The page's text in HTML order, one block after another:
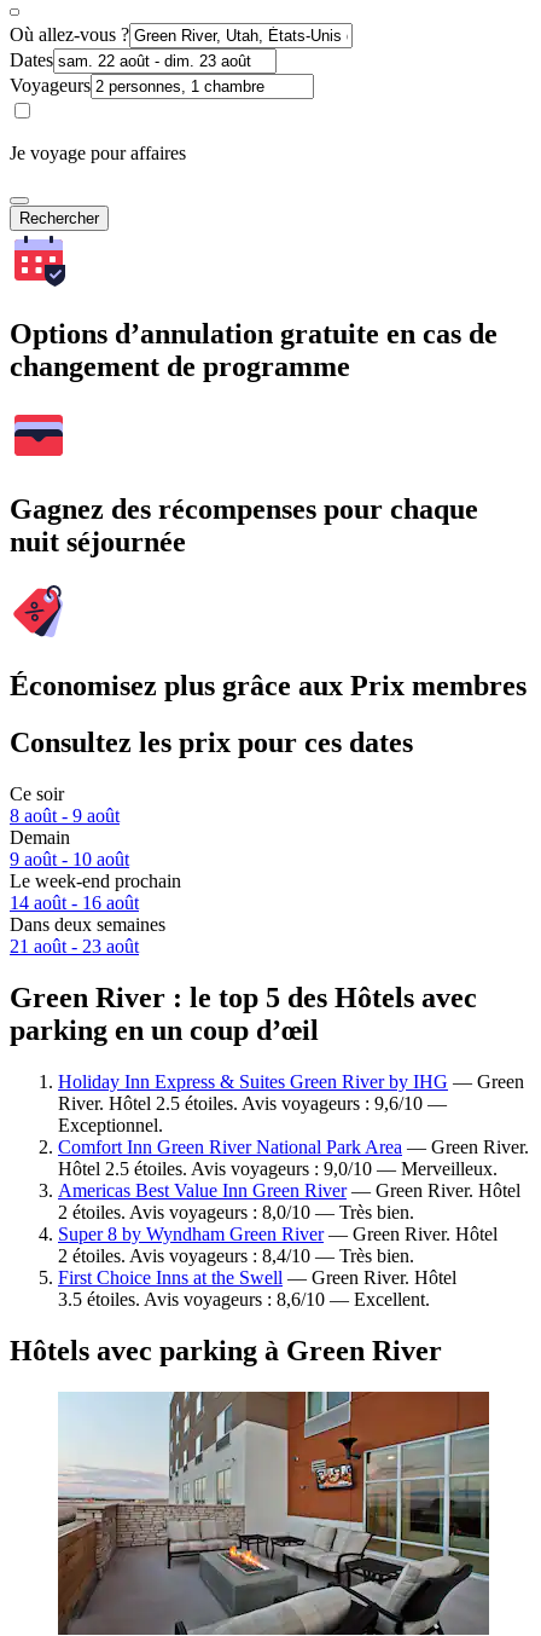
Où allez-vous ?
Dates
Voyageurs
Je voyage pour affaires
Rechercher
Options d’annulation gratuite en cas de
changement de programme
Gagnez des récompenses pour chaque
nuit séjournée
Économisez plus grâce aux Prix membres
Consultez les prix pour ces dates
Ce soir
8 août - 9 août
Demain
9 août - 10 août
Le week-end prochain
14 août - 16 août
Dans deux semaines
21 août - 23 août
Green River : le top 5 des Hôtels avec
parking en un coup d’œil
Holiday Inn Express & Suites Green River by IHG — Green
River. Hôtel 2.5 étoiles. Avis voyageurs : 9,6/10 —
Exceptionnel.
Comfort Inn Green River National Park Area — Green River.
Hôtel 2.5 étoiles. Avis voyageurs : 9,0/10 — Merveilleux.
Americas Best Value Inn Green River— Green River. Hôtel
2 étoiles. Avis voyageurs : 8,0/10 — Très bien.
Super 8 by Wyndham Green River— Green River. Hôtel
2 étoiles. Avis voyageurs : 8,4/10 — Très bien.
First Choice Inns at the Swell — Green River. Hôtel
3.5 étoiles. Avis voyageurs : 8,6/10 — Excellent.
Hôtels avec parking à Green River